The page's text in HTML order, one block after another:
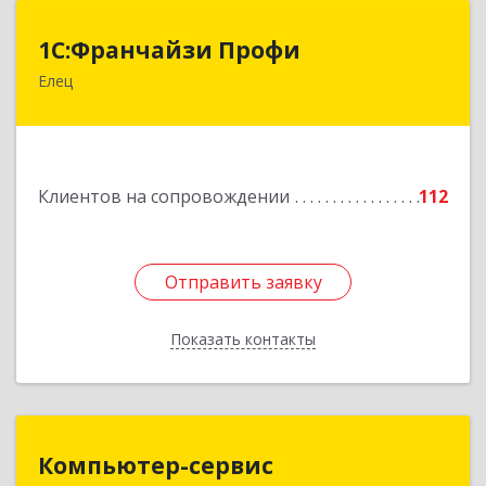
1С:Франчайзи Профи
Елец
Клиентов на сопровождении 112
Отправить заявку
Показать контакты
1С:Франчайзи Профи
Отправить заявку
Назад
Компьютер-сервис